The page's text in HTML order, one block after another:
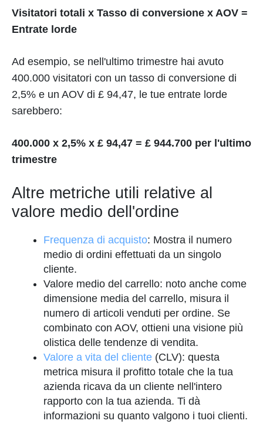
Visitatori totali x Tasso di conversione x AOV =
Entrate lorde
Ad esempio, se nell'ultimo trimestre hai avuto
400.000 visitatori con un tasso di conversione di
2,5% e un AOV di £ 94,47, le tue entrate lorde
sarebbero:
400.000 x 2,5% x £ 94,47 = £ 944.700 per l'ultimo
trimestre
Altre metriche utili relative al
valore medio dell'ordine
Frequenza di acquisto: Mostra il numero
medio di ordini effettuati da un singolo
cliente.
Valore medio del carrello: noto anche come
dimensione media del carrello, misura il
numero di articoli venduti per ordine. Se
combinato con AOV, ottieni una visione più
olistica delle tendenze di vendita.
Valore a vita del cliente (CLV): questa
metrica misura il profitto totale che la tua
azienda ricava da un cliente nell'intero
rapporto con la tua azienda. Ti dà
informazioni su quanto valgono i tuoi clienti.